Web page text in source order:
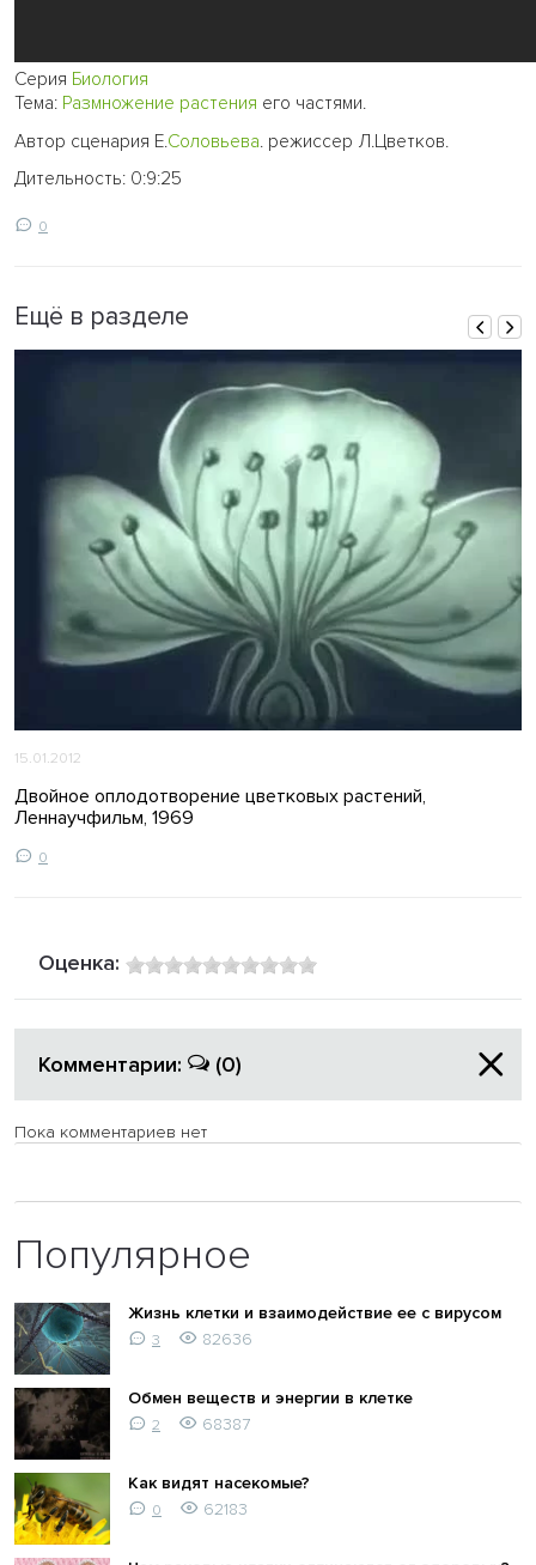
Серия Биология
Тема: Размножение растения его частями.
Автор сценария Е.Соловьева. режиссер Л.Цветков.
Дительность: 0:9:25
0
Ещё в разделе
15.01.2012
Двойное оплодотворение цветковых растений,
Леннаучфильм, 1969
0
Оценка:
Комментарии: (0)
Пока комментариев нет
Популярное
Жизнь клетки и взаимодействие ее с вирусом
3 82636
Обмен веществ и энергии в клетке
2 68387
Как видят насекомые?
0 62183